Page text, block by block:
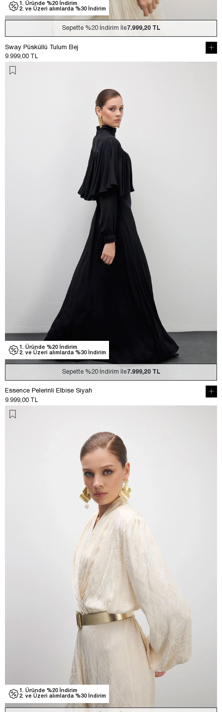
1. Üründe %20 İndirim
2. ve Üzeri alımlarda %30 İndirim
Sepette %20 İndirim İle7.999,20 TL
Sway Püsküllü Tulum Bej
9.999,00 TL
1. Üründe %20 İndirim
2. ve Üzeri alımlarda %30 İndirim
Sepette %20 İndirim İle7.999,20 TL
Essence Pelerinli Elbise Siyah
9.999,00 TL
1. Üründe %20 İndirim
2. ve Üzeri alımlarda %30 İndirim